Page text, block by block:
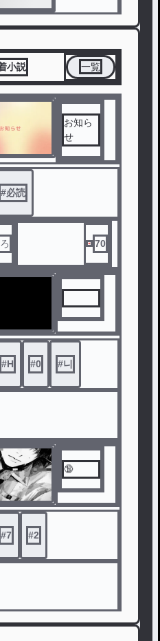
小説 一覧
お知ら
せ
#必読
70
#Η #0 #니
🔞
#7 #2